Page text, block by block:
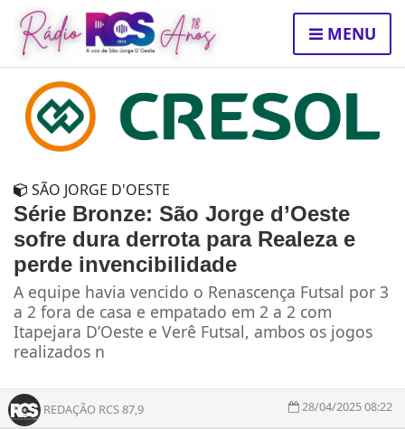
MENU
SÃO JORGE D'OESTE
Série Bronze: São Jorge d’Oeste
sofre dura derrota para Realeza e
perde invencibilidade
A equipe havia vencido o Renascença Futsal por 3
a 2 fora de casa e empatado em 2 a 2 com
Itapejara D’Oeste e Verê Futsal, ambos os jogos
realizados n
REDAÇÃO RCS 87,9 28/04/2025 08:22